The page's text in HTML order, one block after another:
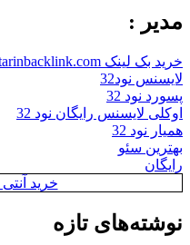
مدیر :
خرید بک لینک behtarinbacklink.com
لایسنس نود32
پسورد نود 32
اوکلی لایسنس رایگان نود 32
همیار نود 32
بهترین سئو
رایگان
خرید آنتی
نوشته‌های تازه